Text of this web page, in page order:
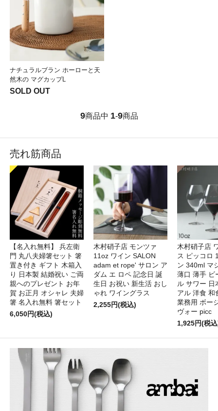
ナチュラルブラン ホーローと天
然木の マグカップL
SOLD OUT
9商品中 1-9商品
売れ筋商品
【名入れ無料】 兵左衛
門 丸八夫婦箸セット 箸
置き付き ギフト 木箱入
り 日本製 結婚祝い ご両
親へのプレゼント お年
賀 お正月 オシャレ 夫婦
箸 名入れ無料 箸セット
6,050円(税込)
木村硝子店 モンツァ
11oz ワイン SALON
adam et rope' サロン ア
ダム エ ロペ 記念日 誕
生日 お祝い 新生活 おし
ゃれ ワイングラス
2,255円(税込)
木村硝子店
ス ピッコロ
ン 340ml マ
薄口 薄手 ビ
ル サワー 日
アル 洋食 和
業務用 ボー
ヴォー picc
1,925円(税